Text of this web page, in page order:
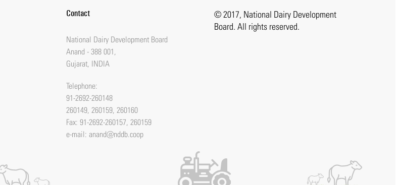
Contact
National Dairy Development Board
Anand - 388 001,
Gujarat, INDIA
Telephone:
91-2692-260148
260149, 260159, 260160
Fax: 91-2692-260157, 260159
e-mail: anand@nddb.coop
© 2017, National Dairy Development
Board. All rights reserved.